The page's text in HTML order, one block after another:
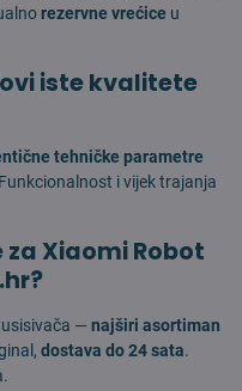
rezervne vrećice u
iste kvalitete
tehničke parametre
i vijek trajanja
Xiaomi Robot
usisivača — najširi asortiman
dostava do 24 sata.